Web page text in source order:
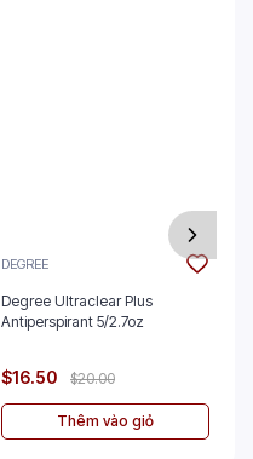
DEGREE
Degree Ultraclear Plus
Antiperspirant 5/2.7oz
$16.50 $20.00
Thêm vào giỏ